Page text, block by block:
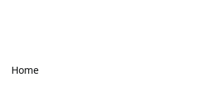
Home